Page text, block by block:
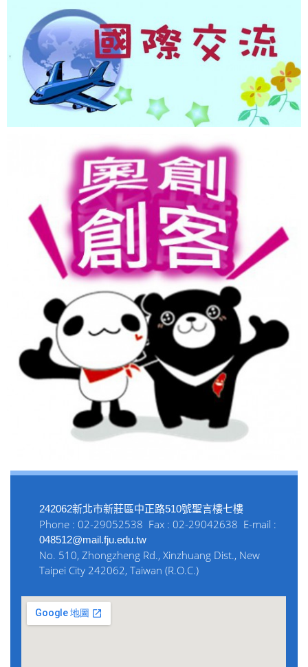
242062新北市新莊區中正路510號聖言樓七樓
Phone : 02-29052538 Fax : 02-29042638 E-mail :
048512@mail.fju.edu.tw
No. 510, Zhongzheng Rd., Xinzhuang Dist., New
Taipei City 242062, Taiwan (R.O.C.)